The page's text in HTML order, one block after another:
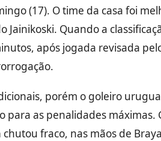
(17). O time da casa foi
Quando a
após jogada revisada
porém o goleiro
para as penalidades máximas.
fraco, nas mãos de